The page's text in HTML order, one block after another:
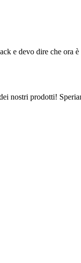
e devo dire che ora
nostri prodotti!